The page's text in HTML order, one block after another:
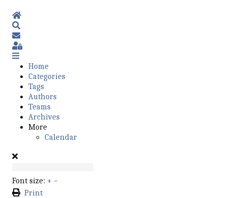
Home
Subscribe to blog
Sign In
Home
Categories
Tags
Authors
Teams
Archives
More
Calendar
Font size: + –
Print